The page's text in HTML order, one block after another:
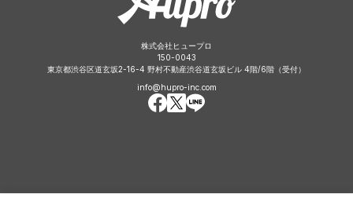
株式会社ヒュープロ
150-0043
東京都渋谷区道玄坂2-16-4 野村不動産渋谷道玄坂ビル 4階/6階（受付）
info@hupro-inc.com